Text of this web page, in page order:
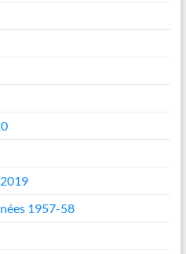
1957-58